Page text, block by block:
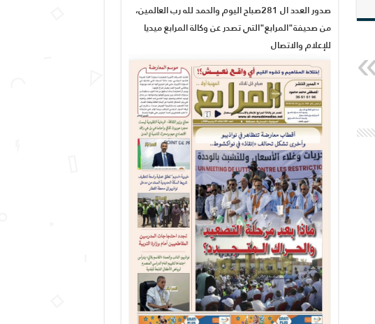
صدور العدد ال 281صباح اليوم والحمد لله رب العالمين،
من صحيفة"المرابع"التي تصدر عن وكالة المرابع ميديا
للإعلام والاتصال